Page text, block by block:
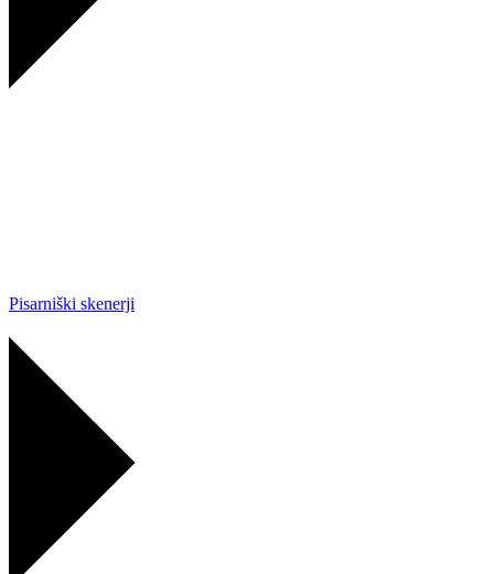
Pisarniški skenerji